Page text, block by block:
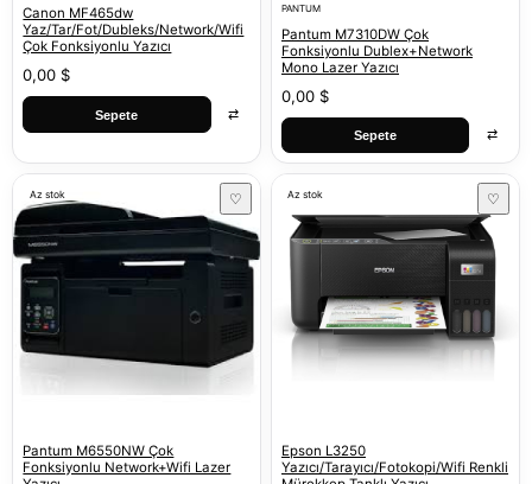
Canon MF465dw
Yaz/Tar/Fot/Dubleks/Network/Wifi
Çok Fonksiyonlu Yazıcı
0,00 $
Sepete ⇄
PANTUM
Pantum M7310DW Çok
Fonksiyonlu Dublex+Network
Mono Lazer Yazıcı
0,00 $
Sepete ⇄
Az stok ♡
Pantum M6550NW Çok
Fonksiyonlu Network+Wifi Lazer
Az stok ♡
Epson L3250
Yazıcı/Tarayıcı/Fotokopi/Wifi Renkli